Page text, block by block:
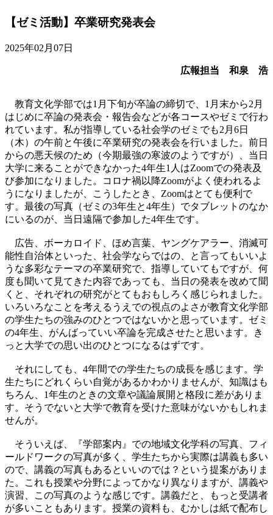
【ゼミ活動】卒業研究発表会
2025年02月07日
広報担当 和泉 浩
教育文化学部では1月下旬が卒論の締切で、1月末から2月
はじめに卒論の発表会・報告会などが各コースやゼミで行わ
れています。私が指導している社会学のゼミでも2月6日
（木）の午前と午後に卒業研究の発表会を行いました。前日
からの悪天候のため（今期最強の寒波のようですが）、当日
大学に来ることができなかった4年生1人はZoomでの発表及
び参加になりました。コロナ禍以降Zoomがよく使われるよ
うになりましたが、こうしたとき、Zoomはとても便利で
す。最後の写真（ゼミの3年生と4年生）でタブレットのなか
にいるのが、当日遠隔で参加した4年生です。
広告、ボーカロイド、ほめ言葉、ヤングケアラー、消滅可
能性自治体といった、社会学ならではの、と言ってもいいよ
うな多彩なテーマの卒業研究で、指導していてもですが、何
度も聞いて見てきた内容であっても、当日の発表を改めて聞
くと、それぞれの研究がとてもおもしろく感じられました。
いろいろなことを考えるうえでの視点のよさが教育文化学部
の学生たちの強みのひとつではないかと思っています。ゼミ
の4年生、がんばっていい卒論を完成させたと思います。き
っと大学での思い出のひとつになるはずです。
それにしても、4年間での学生たちの成長を感じます。学
生たちにどれくらい自覚があるかわかりませんが、知識はも
ちろん、1年生のときの文章や議論展開と格段に差がありま
す。そうでないと大学で教育を受けた意味がないかもしれま
せんが。
そういえば、『学部案内』での地域文化学科の写真、フィ
ールドワークの写真が多く、学生たちから実際は講義も多い
ので、講義の写真もあるといいのでは？という提案がありま
た。これも授業や分野によってかなり異なりますが、講義や
演習、この写真のような感じです。講義だと、もっと受講者
が多いこともあります。授業の資料も、むかしは紙で配布し